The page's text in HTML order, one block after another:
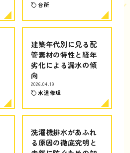
台所
建築年代別に見る配
管素材の特性と経年
劣化による漏水の傾
向
2026.04.19
水道修理
洗濯機排水があふれ
る原因の徹底究明と